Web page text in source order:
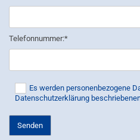
Telefonnummer:*
Es werden personenbezogene
Datenschutzerklärung